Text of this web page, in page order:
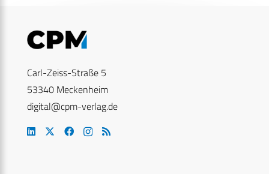
Carl-Zeiss-Straße 5
53340 Meckenheim
digital@cpm-verlag.de